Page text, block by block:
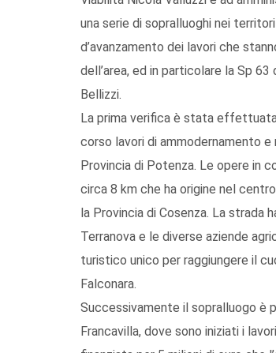
una serie di sopralluoghi nei
d’avanzamento dei lavori che
dell’area, ed in particolare la Sp
Bellizzi.
La prima verifica è stata
corso lavori di ammodernamento
Provincia di Potenza. Le opere in
circa 8 km che ha origine nel
la Provincia di Cosenza. La
Terranova e le diverse aziende
turistico unico per raggiungere il
Falconara.
Successivamente il sopralluogo è
Francavilla, dove sono iniziati i